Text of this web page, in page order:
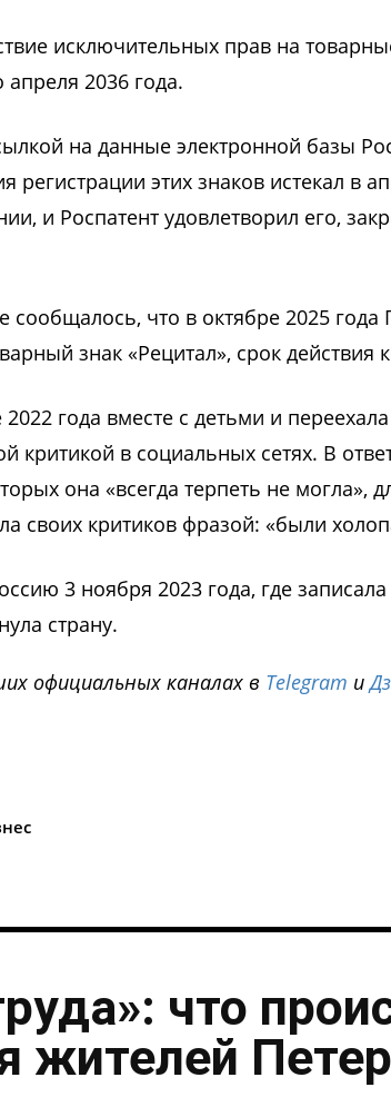
исключительных прав на
2036 года.
на данные электронной базы
регистрации этих знаков истекал в
и Роспатент удовлетворил его,
сообщалось, что в октябре 2025 года
знак «Рецитал», срок действия
года вместе с детьми и
критикой в социальных сетях. В
она «всегда терпеть не могла»,
своих критиков фразой: «были
3 ноября 2023 года, где
страну.
официальных каналах в Telegram и
что
жителей